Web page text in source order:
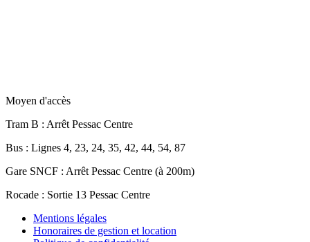
Moyen d'accès
Tram B : Arrêt Pessac Centre
Bus : Lignes 4, 23, 24, 35, 42, 44, 54, 87
Gare SNCF : Arrêt Pessac Centre (à 200m)
Rocade : Sortie 13 Pessac Centre
Mentions légales
Honoraires de gestion et location